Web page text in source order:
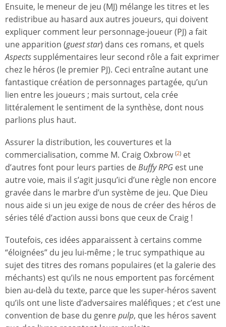
Ensuite, le meneur de jeu (MJ) mélange les titres et les
redistribue au hasard aux autres joueurs, qui doivent
expliquer comment leur personnage-joueur (PJ) a fait
une apparition (guest star) dans ces romans, et quels
Aspectssupplémentaires leur second rôle a fait exprimer
chez le héros (le premier PJ). Ceci entraîne autant une
fantastique création de personnages partagée, qu’un
lien entre les joueurs ; mais surtout, cela crée
littéralement le sentiment de la synthèse, dont nous
parlions plus haut.
Assurer la distribution, les couvertures et la
commercialisation, comme M. Craig Oxbrow (2) et
d’autres font pour leurs parties deBuffy RPG est une
autre voie, mais il s’agit jusqu’ici d’une règle non encore
gravée dans le marbre d’un système de jeu. Que Dieu
nous aide si un jeu exige de nous de créer des héros de
séries télé d’action aussi bons que ceux de Craig !
Toutefois, ces idées apparaissent à certains comme
“éloignées” du jeu lui-même ; le truc sympathique au
sujet des titres des romans populaires (et la galerie des
méchants) est qu’ils ne nous emportent pas forcément
bien au-delà du texte, parce que les super-héros savent
qu’ils ont une liste d’adversaires maléfiques ; et c’est une
convention de base du genrepulp, que les héros savent